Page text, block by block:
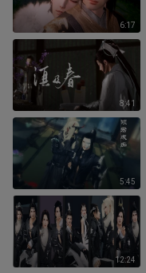
6:17
8:41
5:45
12:24